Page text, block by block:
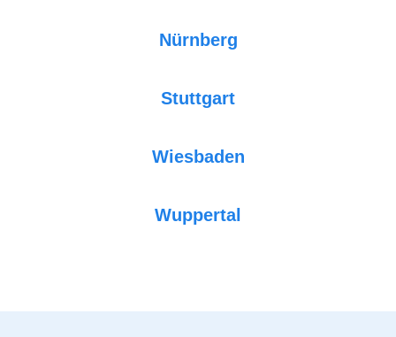
Nürnberg
Stuttgart
Wiesbaden
Wuppertal